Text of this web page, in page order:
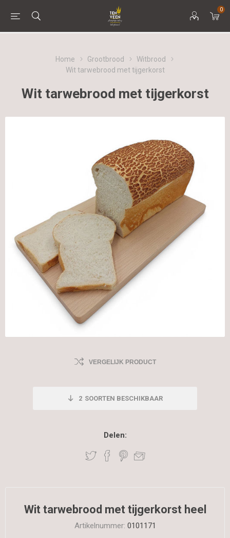
0
Home Grootbrood
Witbrood
Wit tarwebrood met tijgerkorst
Wit tarwebrood met tijgerkorst
VERGELIJK PRODUCT
2 SOORTEN BESCHIKBAAR
Delen:
Wit tarwebrood met tijgerkorst heel
Artikelnummer: 0101171